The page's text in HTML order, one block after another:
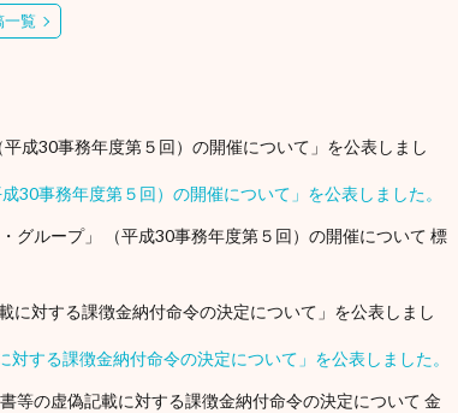
一覧
30事務年度第５回）の開催について」を公表しました。
グループ」 （平成30事務年度第５回）の開催について 標
する課徴金納付命令の決定について」を公表しました。
等の虚偽記載に対する課徴金納付命令の決定について 金